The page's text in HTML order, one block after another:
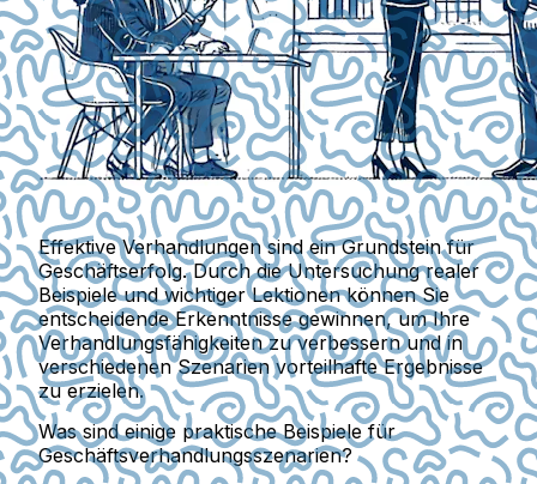
Effektive Verhandlungen sind ein Grundstein für
Geschäftserfolg. Durch die Untersuchung realer
Beispiele und wichtiger Lektionen können Sie
entscheidende Erkenntnisse gewinnen, um Ihre
Verhandlungsfähigkeiten zu verbessern und in
verschiedenen Szenarien vorteilhafte Ergebnisse
zu erzielen.
Was sind einige praktische Beispiele für
Geschäftsverhandlungsszenarien?